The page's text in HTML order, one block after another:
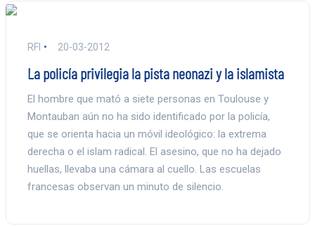
RFI 20-03-2012
La policía privilegia la pista neonazi y la islamista
El hombre que mató a siete personas en Toulouse y
Montauban aún no ha sido identificado por la policía,
que se orienta hacia un móvil ideológico: la extrema
derecha o el islam radical. El asesino, que no ha dejado
huellas, llevaba una cámara al cuello. Las escuelas
francesas observan un minuto de silencio.